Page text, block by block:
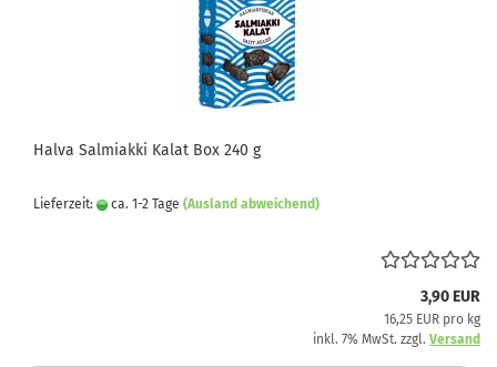
Halva Salmiakki Kalat Box 240 g
Lieferzeit: ca. 1-2 Tage (Ausland abweichend)
3,90 EUR
16,25 EUR pro kg
inkl. 7% MwSt. zzgl. Versand